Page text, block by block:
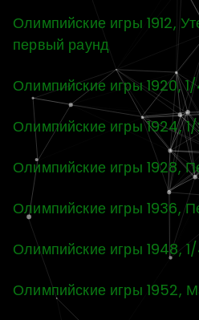
Олимпийские игры 1912,
первый раунд
Олимпийские игры 1920,
Олимпийские игры 1924,
Олимпийские игры 1928,
Олимпийские игры 1936,
Олимпийские игры 1948,
Олимпийские игры 1952,